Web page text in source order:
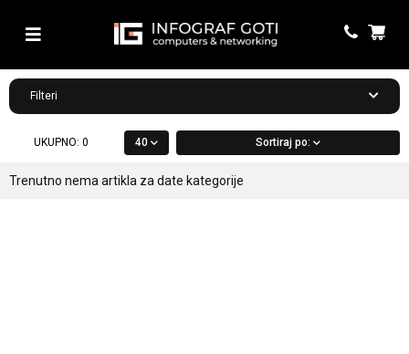
Filteri
UKUPNO: 0 40 Sortiraj po:
Trenutno nema artikla za date kategorije